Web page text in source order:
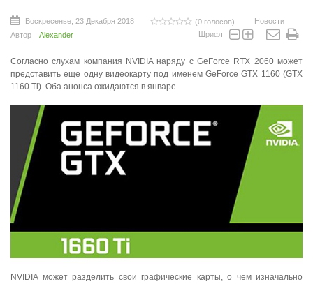
Воскресенье, 23 Декабря 2018 (0 голосов)
Новости
Автор
Alexander Шрифт
Согласно слухам компания NVIDIA наряду с GeForce RTX 2060 может
представить еще одну видеокарту под именем GeForce GTX 1160 (GTX
1160 Ti). Оба анонса ожидаются в январе.
NVIDIA может разделить свои графические карты, о чем изначально